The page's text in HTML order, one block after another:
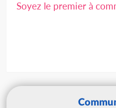
Soyez le premier à